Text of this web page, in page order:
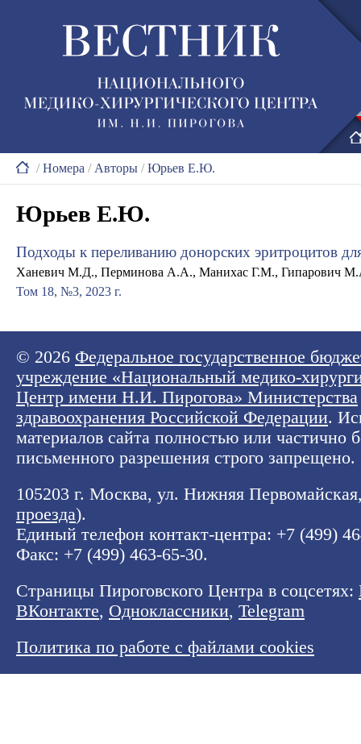
/Номера / Авторы /Юрьев Е.Ю.
Юрьев Е.Ю.
Подходы к переливанию донорских эритроцитов
Ханевич М.Д., Перминова А.А., Манихас Г.М., Гипарович
Том 18, №3, 2023 г.
© 2026 Федеральное государственное
учреждение «Национальный медико-
Центр имени Н.И. Пирогова» Министерства
здравоохранения Российской Федерации.
материалов сайта полностью или частично
письменного разрешения строго запрещено.
105203 г. Москва, ул. Нижняя
проезда).
Единый телефон контакт-центра: +7 (499)
Факс: +7 (499) 463-65-30.
Страницы Пироговского Центра в соцсетях:
ВКонтакте, Одноклассники, Telegram
Политика по работе с файлами cookies